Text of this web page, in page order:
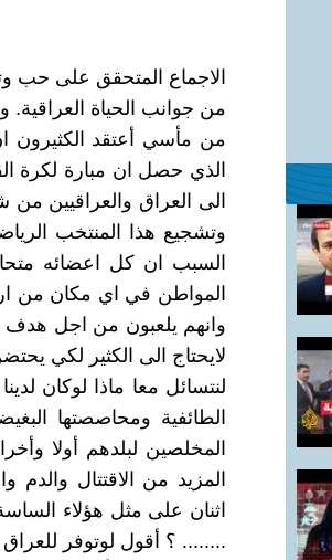
الاجماع المتحقق على حب
من جوانب الحياة العراقية.
من مأسي أعتقد الكثيرون
الذي حصل ان مبارة لكرة
الى العراق والعراقيين
وتشجيع هذا المنتخب
السبب ان كل اعضائه
المواطن في اي مكان من
وانهم يلعبون من اجل هدف
لايحتاج الى الكثير لكي
لنتسائل معا ماذا لوكان
الطائفية ومحاصصتها
المخلصين لبلدهم أولا
المزيد من الاقتتال
اثنان على مثل هؤلاء
........ ؟ أقول لوتوفر